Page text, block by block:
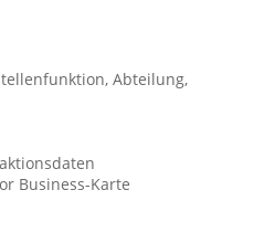
Abteilung,
Business-Karte